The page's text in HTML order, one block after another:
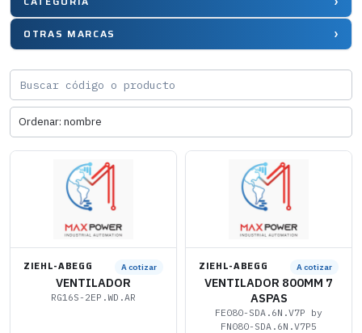
OTRAS MARCAS
ZIEHL-ABEGG A cotizar
VENTILADOR
RG16S-2EP.WD.AR
ZIEHL-ABEGG A cotizar
VENTILADOR 800MM 7
ASPAS
FE080-SDA.6N.V7P by
FN080-SDA.6N.V7P5